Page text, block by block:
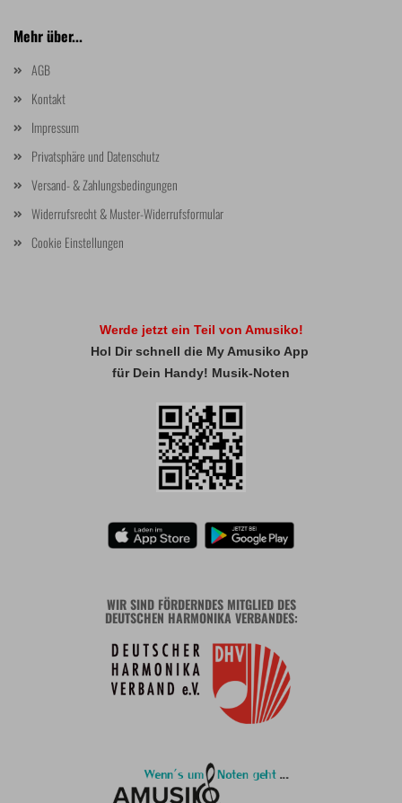
Mehr über...
AGB
Kontakt
Impressum
Privatsphäre und Datenschutz
Versand- & Zahlungsbedingungen
Widerrufsrecht & Muster-Widerrufsformular
Cookie Einstellungen
Werde jetzt ein Teil von Amusiko!
Hol Dir schnell die My Amusiko App
für Dein Handy! Musik-Noten
WIR SIND FÖRDERNDES MITGLIED DES
DEUTSCHEN HARMONIKA VERBANDES: